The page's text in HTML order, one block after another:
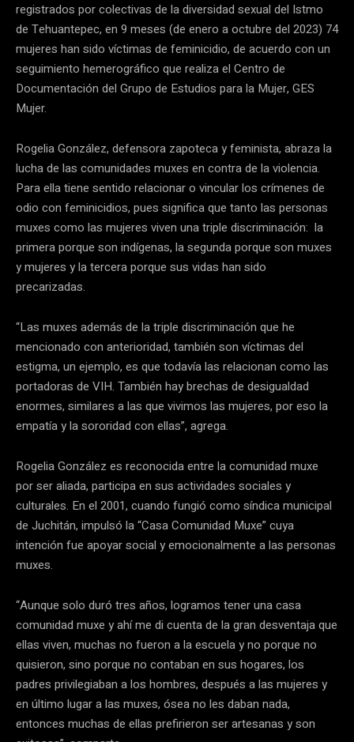
registrados por colectivas de la diversidad sexual del Istmo
de Tehuantepec, en 9 meses (de enero a octubre del 2023) 74
mujeres han sido víctimas de feminicidio, de acuerdo con un
seguimiento hemerográfico que realiza el Centro de
Documentación del Grupo de Estudios para la Mujer, GES
Mujer.
Rogelia González, defensora zapoteca y feminista, abraza la
lucha de las comunidades muxes en contra de la violencia.
Para ella tiene sentido relacionar o vincular los crímenes de
odio con feminicidios, pues significa que tanto las personas
muxes como las mujeres viven una triple discriminación: la
primera porque son indígenas, la segunda porque son muxes
y mujeres y la tercera porque sus vidas han sido
precarizadas.
“Las muxes además de la triple discriminación que he
mencionado con anterioridad, también son víctimas del
estigma, un ejemplo, es que todavía las relacionan como las
portadoras de VIH. También hay brechas de desigualdad
enormes, similares a las que vivimos las mujeres, por eso la
empatía y la sororidad con ellas”, agrega.
Rogelia González es reconocida entre la comunidad muxe
por ser aliada, participa en sus actividades sociales y
culturales. En el 2001, cuando fungió como síndica municipal
de Juchitán, impulsó la “Casa Comunidad Muxe” cuya
intención fue apoyar social y emocionalmente a las personas
muxes.
“Aunque solo duró tres años, logramos tener una casa
comunidad muxe y ahí me di cuenta de la gran desventaja que
ellas viven, muchas no fueron a la escuela y no porque no
quisieron, sino porque no contaban en sus hogares, los
padres privilegiaban a los hombres, después a las mujeres y
en último lugar a las muxes, ósea no les daban nada,
entonces muchas de ellas prefirieron ser artesanas y son